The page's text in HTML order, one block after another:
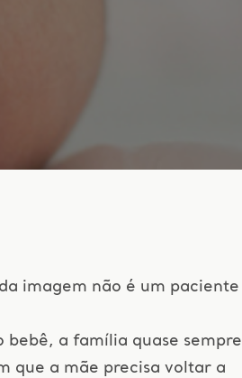
imagem não é um paciente
bebê, a família quase sempre
que a mãe precisa voltar a